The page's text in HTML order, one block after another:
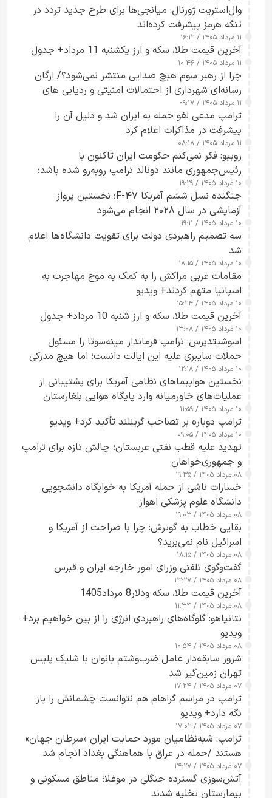
وال‌استریت ژورنال: میانجی‌ها برای طرح جدید تردد در
تنگه هرمز پیشرفت کرده‌اند
۱۱ مرداد ۱۴۰۵ / ۱۶:۱۲
آخرین قیمت طلا، سکه و ارز یکشنبه 11 مرداد+ جدول
۱۱ مرداد ۱۴۰۵ / ۱۰:۴۶
چرا از رهبر سوم هیچ صدایی منتشر نمی‌شود؟/ ارگان
رسانه‌ای شهرداری از احتمالات امنیتی و ردیابی های
جاسوسی گفت
۱۱ مرداد ۱۴۰۵ / ۰۹:۱۷
ترامپ مدعی لغو حمله به ایران شد و دلیل آن را
پیشرفت در مذاکرات اعلام کرد
۱۱ مرداد ۱۴۰۵ / ۰۸:۱۸
روبیو: فکر نمی‌کنم حکومت ایران تاکنون با
رئیس‌جمهوری مانند دونالد ترامپ روبه‌رو شده باشد؛
کسی که واقعاً دست به اقدام می‌زند
۱۰ مرداد ۱۴۰۵ / ۱۹:۲۹
جنگنده نسل ششم آمریکا F-۴۷؛ نخستین پرواز
آزمایشی در سال ۲۰۲۸ انجام می‌شود
۱۰ مرداد ۱۴۰۵ / ۱۹:۱۱
سه تصمیم راهبردی دولت برای تقویت دانشگاه‌ها اعلام
شد
۱۰ مرداد ۱۴۰۵ / ۱۸:۱۵
مقامات غربی مراکش را به کمک به موج مهاجرت به
اسپانیا متهم کردند+ ویدیو
۱۰ مرداد ۱۴۰۵ / ۱۵:۲۴
آخرین قیمت طلا، سکه و ارز شنبه 10 مرداد+ جدول
۱۰ مرداد ۱۴۰۵ / ۱۳:۰۸
اسوشیتدپرس: ترامپ فرماندار مینه‌سوتا را مسئول
حملات سایبری علیه این ایالت دانست؛ اما هیچ مدرکی
ارائه نکرد
۱۰ مرداد ۱۴۰۵ / ۱۲:۱۸
نخستین هواپیماهای نظامی آمریکا برای پشتیبانی از
عملیات‌های خاورمیانه وارد پایگاه هوایی بلغارستان
شدند
۱۰ مرداد ۱۴۰۵ / ۱۱:۵۹
ترامپ دوباره بر تصاحب گرینلند تأکید کرد+ ویدیو
۱۰ مرداد ۱۴۰۵ / ۰۹:۰۵
تهدید علیه قطب نفتی عربستان؛ چالش تازه برای ترامپ
و جمهوری‌خواهان
۰۸ مرداد ۱۴۰۵ / ۱۹:۳۵
خسارات ناشی از حمله آمریکا به خوابگاه دانشجویی
دانشگاه علوم پزشکی اهواز
۰۸ مرداد ۱۴۰۵ / ۱۹:۰۳
بقایی خطاب به گوترش: چرا با صراحت از آمریکا و
اسرائیل نام نمی‌برید؟
۰۸ مرداد ۱۴۰۵ / ۱۸:۱۵
گفت‌وگوی تلفنی وزرای امور خارجه ایران و قبرس
۰۸ مرداد ۱۴۰۵ / ۱۳:۲۷
آخرین قیمت طلا، سکه ودلار8 مرداد1405
۰۸ مرداد ۱۴۰۵ / ۱۱:۳۴
نتانیاهو: گلوگاه‌های راهبردی انرژی را از بین خواهیم برد+
ویدیو
۰۸ مرداد ۱۴۰۵ / ۱۰:۵۴
شرور سابقه‌دار عامل ضرب‌وشتم بانوان با شلیک پلیس
تهران زمین‌گیر شد
۰۷ مرداد ۱۴۰۵ / ۱۷:۲۴
ترامپ در مراسم گراهام هم نتوانست چشمانش را باز
نگه دارد+ ویدیو
۰۷ مرداد ۱۴۰۵ / ۱۷:۰۲
ترامپ: شبه‌نظامیان مورد حمایت ایران «سرطان جهان»
هستند /حمله در عراق با هماهنگی بغداد انجام شد
۰۷ مرداد ۱۴۰۵ / ۱۴:۲۷
آتش‌سوزی گسترده جنگلی در موغلا؛ مناطق مسکونی و
بیمارستان تخلیه شدند